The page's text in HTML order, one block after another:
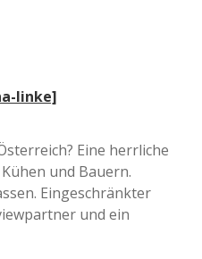
linke]
Eine herrliche
und Bauern.
Eingeschränkter
und ein